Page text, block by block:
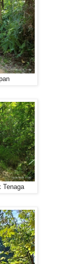
Tenaga